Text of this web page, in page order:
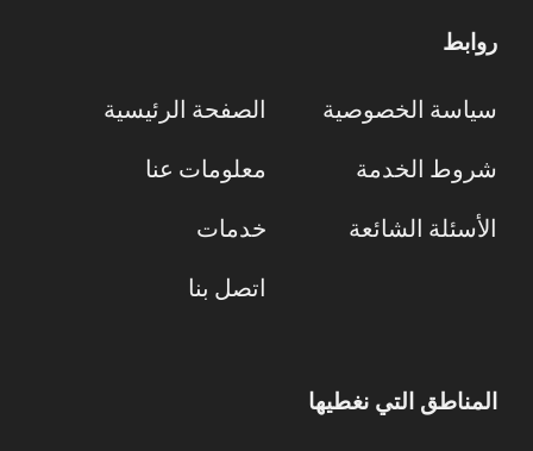
روابط
سياسة الخصوصية
شروط الخدمة
الأسئلة الشائعة
الصفحة الرئيسية
معلومات عنا
خدمات
اتصل بنا
المناطق التي نغطيها